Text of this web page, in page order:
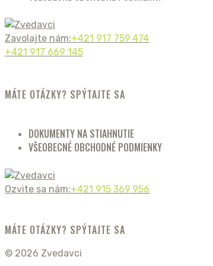
Zavolajte nám:+421 917 759 474
+421 917 669 145
MÁTE OTÁZKY? SPÝTAJTE SA
DOKUMENTY NA STIAHNUTIE
VŠEOBECNÉ OBCHODNÉ PODMIENKY
Ozvite sa nám:+421 915 369 956
MÁTE OTÁZKY? SPÝTAJTE SA
© 2026 Zvedavci